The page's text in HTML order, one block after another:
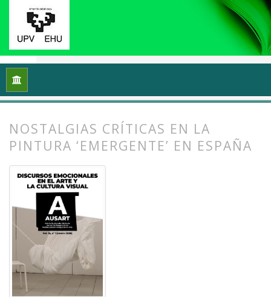
Inicio
NOSTALGIAS CRÍTICAS EN LA
PINTURA ‘EMERGENTE’ EN ESPAÑA